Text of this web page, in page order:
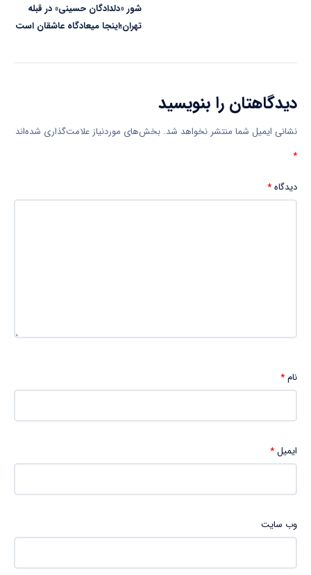
شور «دلدادگان حسینی» در قبله
تهران؛اینجا میعادگاه عاشقان است
دیدگاهتان را بنویسید
نشانی ایمیل شما منتشر نخواهد شد. بخش‌های موردنیاز علامت‌گذاری شده‌اند
*
دیدگاه*
نام*
ایمیل*
وب‌ سایت